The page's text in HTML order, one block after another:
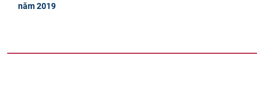
năm 2019